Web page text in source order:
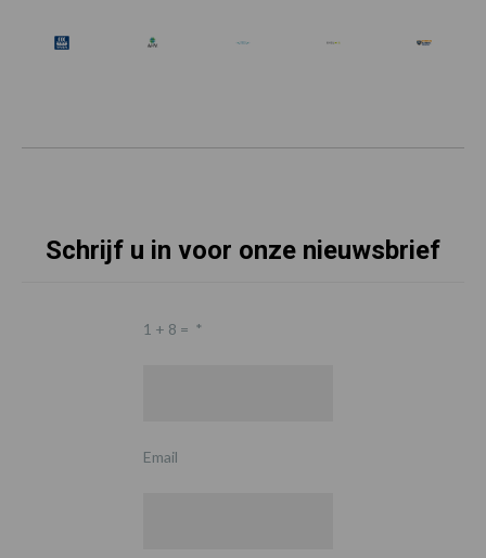
Schrijf u in voor onze nieuwsbrief
1 + 8 = *
Email